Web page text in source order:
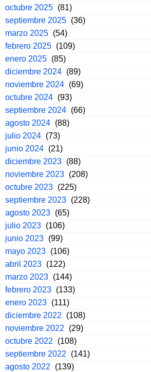
octubre 2025 (81)
septiembre 2025 (36)
marzo 2025 (54)
febrero 2025 (109)
enero 2025 (85)
diciembre 2024 (89)
noviembre 2024 (69)
octubre 2024 (93)
septiembre 2024 (66)
agosto 2024 (88)
julio 2024 (73)
junio 2024 (21)
diciembre 2023 (88)
noviembre 2023 (208)
octubre 2023 (225)
septiembre 2023 (228)
agosto 2023 (65)
julio 2023 (106)
junio 2023 (99)
mayo 2023 (106)
abril 2023 (122)
marzo 2023 (144)
febrero 2023 (133)
enero 2023 (111)
diciembre 2022
(108)
noviembre 2022
(29)
octubre 2022
(108)
septiembre 2022
(141)
agosto 2022
(139)